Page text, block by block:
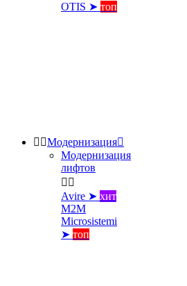
OTIS ➤ топ
 Модернизация
Модернизация
лифтов
 
Avire ➤ хит
M2M
Microsistemi
➤ топ